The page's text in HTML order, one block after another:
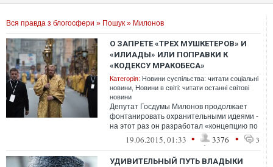
Вся правда з блогосфери » Пошук » Милонов
О ЗАПРЕТЕ «ТРЕХ МУШКЕТЕРОВ» И
«ИЛИАДЫ» ИЛИ ПОПРАВКИ К
«КОДЕКСУ МРАКОБЕСА»
Категорія: Новини суспільства: читати соціальні
новини Новини в світі: читати останні світові
новини
Депутат Госдумы Милонов продолжает
фонтанировать охранительными идеями -
на этот раз он разработал «концепцию по
защите отечественного
информационного...
19.06.2015, 01:33 • 3376 • 3
УДИВИТЕЛЬНЫЙ ПУТЬ ВЛАДЫКИ